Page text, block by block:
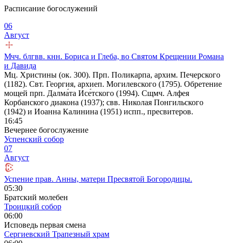
Расписание богослужений
06
Август
Мчч. блгвв. кнн. Бориса и Глеба, во Святом Крещении Романа
и Давида
Мц. Христины (ок. 300). Прп. Поликарпа, архим. Печерского
(1182). Свт. Георгия, архиеп. Могилевского (1795). Обретение
мощей прп. Далма́та Исе́тского (1994). Сщмч. Алфея
Корбанского диакона (1937); свв. Николая Понгильского
(1942) и Иоанна Калинина (1951) испп., пресвитеров.
16:45
Вечернее богослужение
Успенский собор
07
Август
Успение прав. Анны, матери Пресвятой Богородицы.
05:30
Братский молебен
Троицкий собор
06:00
Исповедь первая смена
Сергиевский Трапезный храм